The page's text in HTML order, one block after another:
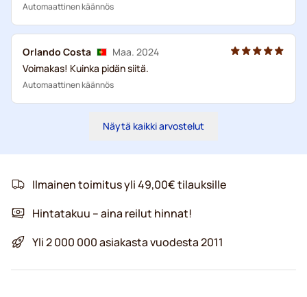
Automaattinen käännös
Orlando Costa
Maa. 2024
Voimakas! Kuinka pidän siitä.
Automaattinen käännös
Näytä kaikki arvostelut
Ilmainen toimitus yli 49,00€ tilauksille
Hintatakuu – aina reilut hinnat!
Yli 2 000 000 asiakasta vuodesta 2011